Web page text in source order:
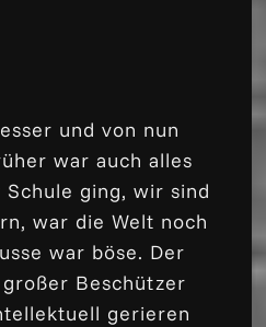
und von nun
war auch alles
ging, wir sind
war die Welt noch
war böse. Der
Beschützer
gerieren